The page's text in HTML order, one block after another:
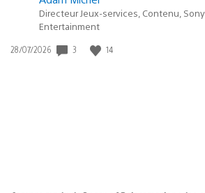
Directeur Jeux-services, Contenu,
Entertainment
Date
28/07/2026 3 14